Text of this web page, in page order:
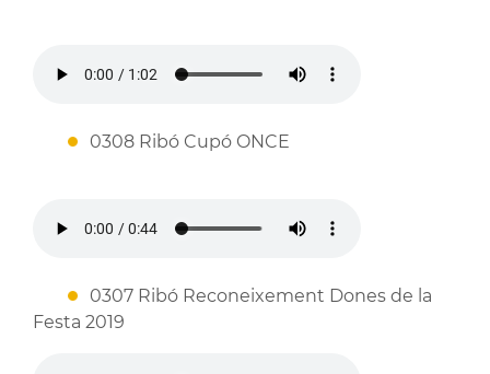
0308 Ribó Cupó ONCE
0307 Ribó Reconeixement Dones de la
Festa 2019